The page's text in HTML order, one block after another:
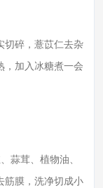
碎，薏苡仁去杂
，加入冰糖煮一会
茸、植物油、
筋膜，洗净切成小